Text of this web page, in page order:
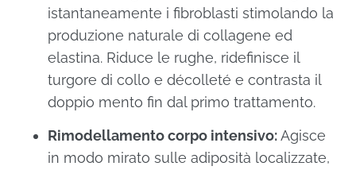
istantaneamente i fibroblasti stimolando la
produzione naturale di collagene ed
elastina. Riduce le rughe, ridefinisce il
turgore di collo e décolleté e contrasta il
doppio mento fin dal primo trattamento.
Rimodellamento corpo intensivo:Agisce
in modo mirato sulle adiposità localizzate,